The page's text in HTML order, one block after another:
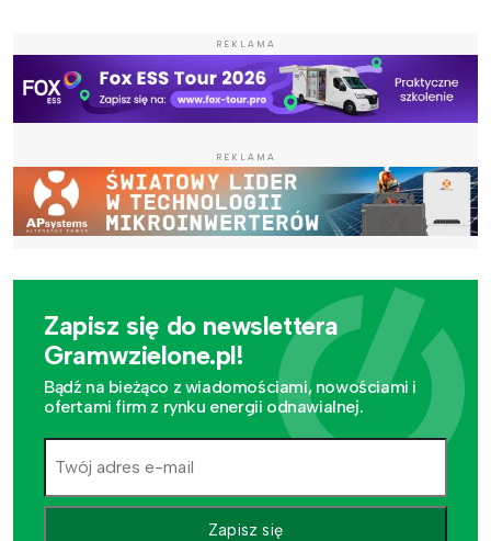
REKLAMA
REKLAMA
Zapisz się do newslettera
Gramwzielone.pl!
Bądź na bieżąco z wiadomościami, nowościami i
ofertami firm z rynku energii odnawialnej.
Zapisz się